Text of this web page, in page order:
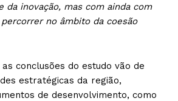
da inovação, mas com ainda com
no âmbito da coesão
conclusões do estudo vão de
estratégicas da região,
de desenvolvimento, como